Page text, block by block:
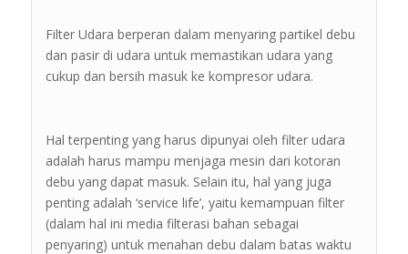
Filter Udara berperan dalam menyaring partikel debu
dan pasir di udara untuk memastikan udara yang
cukup dan bersih masuk ke kompresor udara.
Hal terpenting yang harus dipunyai oleh filter udara
adalah harus mampu menjaga mesin dari kotoran
debu yang dapat masuk. Selain itu, hal yang juga
penting adalah ‘service life’, yaitu kemampuan filter
(dalam hal ini media filterasi bahan sebagai
penyaring) untuk menahan debu dalam batas waktu